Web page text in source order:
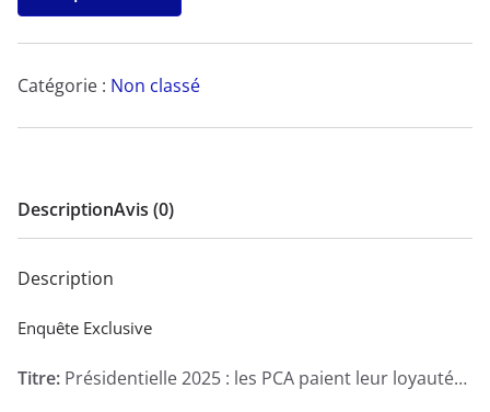
Présidentielle
2025
PCA
loyauté…
Enquête
Exclusive
Catégorie : Non classé
DescriptionAvis (0)
Description
Enquête Exclusive
Titre: Présidentielle 2025 : les PCA paient leur loyauté…